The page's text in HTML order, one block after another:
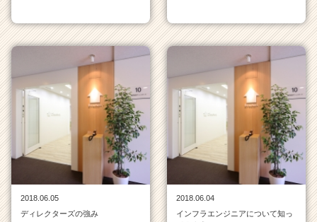
か
ら
ス
ウ
ト
が
届
く
就
活
2018.06.05
ディレクターズの強み
2018.06.04
インフラエンジニアについて知っ